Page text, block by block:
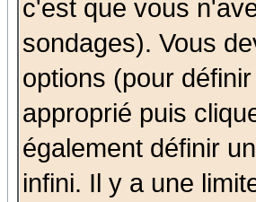
c'est que vous
sondages). Vous
options (pour
approprié puis
également définir
infini. Il y a une